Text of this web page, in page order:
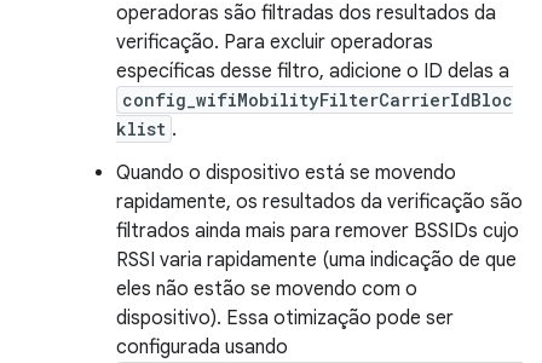
operadoras são filtradas dos resultados da
verificação. Para excluir operadoras
específicas desse filtro, adicione o ID delas a
config_wifiMobilityFilterCarrierIdBloc
klist .
Quando o dispositivo está se movendo
rapidamente, os resultados da verificação são
filtrados ainda mais para remover BSSIDs cujo
RSSI varia rapidamente (uma indicação de que
eles não estão se movendo com o
dispositivo). Essa otimização pode ser
configurada usando